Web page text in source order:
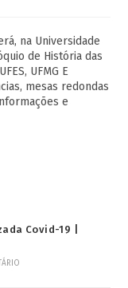
na Universidade
de História das
UFMG E
mesas redondas
e
Covid-19 |